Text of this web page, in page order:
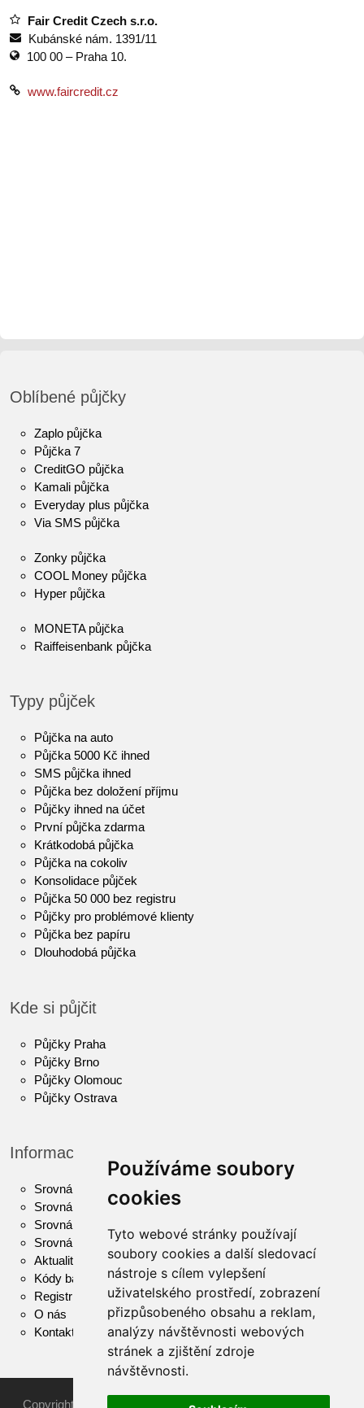
Používáme soubory
cookies
Tyto webové stránky používají
soubory cookies a další sledovací
nástroje s cílem vylepšení
uživatelského prostředí, zobrazení
přizpůsobeného obsahu a reklam,
analýzy návštěvnosti webových
stránek a zjištění zdroje
návštěvnosti.
Fair Credit Czech s.r.o.
Kubánské nám. 1391/11
100 00 – Praha 10.
www.faircredit.cz
Oblíbené půjčky
Zaplo půjčka
Půjčka 7
CreditGO půjčka
Kamali půjčka
Everyday plus půjčka
Via SMS půjčka
Zonky půjčka
COOL Money půjčka
Hyper půjčka
MONETA půjčka
Raiffeisenbank půjčka
Typy půjček
Půjčka na auto
Půjčka 5000 Kč ihned
SMS půjčka ihned
Půjčka bez doložení příjmu
Půjčky ihned na účet
První půjčka zdarma
Krátkodobá půjčka
Půjčka na cokoliv
Konsolidace půjček
Půjčka 50 000 bez registru
Půjčky pro problémové klienty
Půjčka bez papíru
Dlouhodobá půjčka
Kde si půjčit
Půjčky Praha
Půjčky Brno
Půjčky Olomouc
Půjčky Ostrava
Informace
Srovnání půjček
Srovnání hypoték
Srovnání kontokorentů
Srovnání pojištění
Aktuality
Kódy bank
Registr dlužníků
O nás
Kontaktní informace
Copyright © 2026 AkutníPůjčka.cz -Půjčujte si zodpovědně.